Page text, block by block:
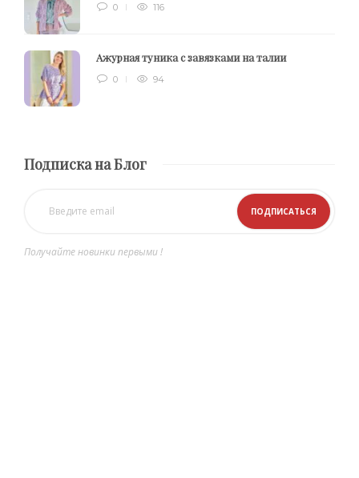
0 116
Ажурная туника с завязками на талии
0 94
Подписка на Блог
Получайте новинки первыми !